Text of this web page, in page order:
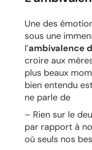
Une des
sous une
l’ambivalence
croire aux
plus beaux
bien entendu
ne parle de
– Rien sur le
par rapport à
où seuls nos